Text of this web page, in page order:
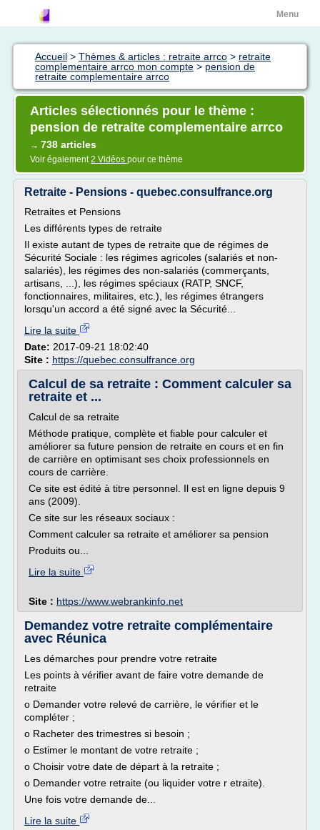
Menu
Accueil > Thèmes & articles : retraite arrco > retraite
complementaire arrco mon compte > pension de
retraite complementaire arrco
Articles sélectionnés pour le thème :
pension de retraite complementaire arrco
→ 738 articles
Voir également2 Vidéos pour ce thème
Retraite - Pensions - quebec.consulfrance.org
Retraites et Pensions
Les différents types de retraite
Il existe autant de types de retraite que de régimes de
Sécurité Sociale : les régimes agricoles (salariés et non-
salariés), les régimes des non-salariés (commerçants,
artisans, ...), les régimes spéciaux (RATP, SNCF,
fonctionnaires, militaires, etc.), les régimes étrangers
lorsqu'un accord a été signé avec la Sécurité...
Lire la suite
Date: 2017-09-21 18:02:40
Site : https://quebec.consulfrance.org
Calcul de sa retraite : Comment calculer sa
retraite et ...
Calcul de sa retraite
Méthode pratique, complète et fiable pour calculer et
améliorer sa future pension de retraite en cours et en fin
de carrière en optimisant ses choix professionnels en
cours de carrière.
Ce site est édité à titre personnel. Il est en ligne depuis 9
ans (2009).
Ce site sur les réseaux sociaux :
Comment calculer sa retraite et améliorer sa pension
Produits ou...
Lire la suite
Site : https://www.webrankinfo.net
Demandez votre retraite complémentaire
avec Réunica
Les démarches pour prendre votre retraite
Les points à vérifier avant de faire votre demande de
retraite
o Demander votre relevé de carrière, le vérifier et le
compléter ;
o Racheter des trimestres si besoin ;
o Estimer le montant de votre retraite ;
o Choisir votre date de départ à la retraite ;
o Demander votre retraite (ou liquider votre r etraite).
Une fois votre demande de...
Lire la suite